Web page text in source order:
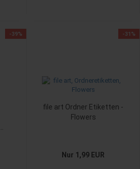
-39% -31%
file art Ordner Etiketten -
Flowers
Nur 1,99 EUR